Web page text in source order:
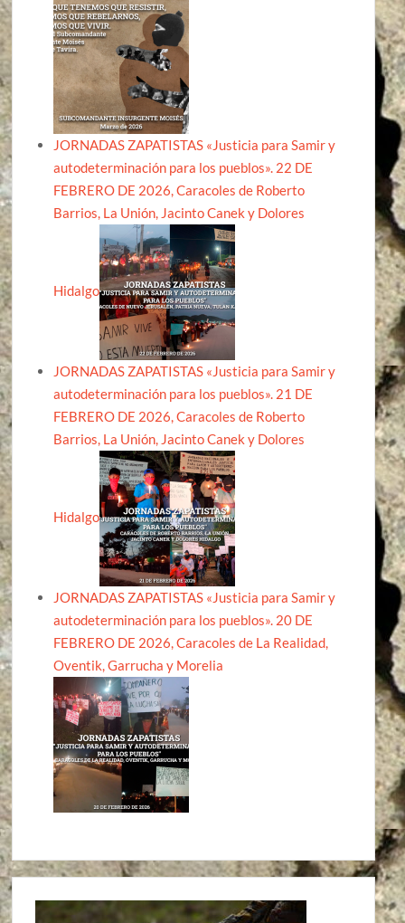
JORNADAS ZAPATISTAS «Justicia para Samir y
autodeterminación para los pueblos». 22 DE
FEBRERO DE 2026, Caracoles de Roberto
Barrios, La Unión, Jacinto Canek y Dolores
Hidalgo
JORNADAS ZAPATISTAS «Justicia para Samir y
autodeterminación para los pueblos». 21 DE
FEBRERO DE 2026, Caracoles de Roberto
Barrios, La Unión, Jacinto Canek y Dolores
Hidalgo
JORNADAS ZAPATISTAS «Justicia para Samir y
autodeterminación para los pueblos». 20 DE
FEBRERO DE 2026, Caracoles de La Realidad,
Oventik, Garrucha y Morelia